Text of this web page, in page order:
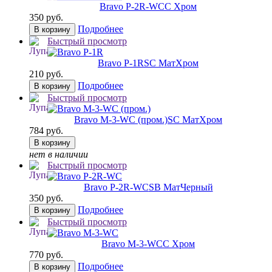
Bravo P-2R-WCC Хром
350 руб.
В корзину
Подробнее
Быстрый просмотр
Bravo P-1RSC МатХром
210 руб.
В корзину
Подробнее
Быстрый просмотр
Bravo M-3-WC (пром.)SC МатХром
784 руб.
В корзину
нет в наличии
Быстрый просмотр
Bravo P-2R-WCSB МатЧерный
350 руб.
В корзину
Подробнее
Быстрый просмотр
Bravo M-3-WCC Хром
770 руб.
В корзину
Подробнее